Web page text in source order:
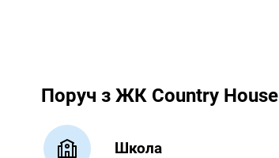
Поруч з ЖК Country House
Школа